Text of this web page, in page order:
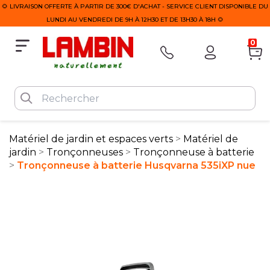
🌻 LIVRAISON OFFERTE À PARTIR DE 300€ D'ACHAT - SERVICE CLIENT DISPONIBLE DU
LUNDI AU VENDREDI DE 9H À 12H30 ET DE 13H30 À 18H 🌻
0
Matériel de jardin et espaces verts
Matériel de
jardin
Tronçonneuses
Tronçonneuse à batterie
Tronçonneuse à batterie Husqvarna 535iXP nue